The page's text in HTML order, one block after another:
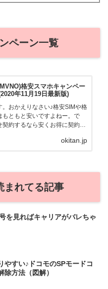
ペーン一覧
格安スマホキャンペー
年11月19日最新版)
。おかえりなさい♪格安SIMや格
もともと安いですよねー。で
契約するなら安くお得に契約し
そういう案件を常に狙ってます
okitan.jp
まれてる記事
を見ればキャリアがバレちゃ
やすい♪ドコモのSPモードコ
除方法（図解）